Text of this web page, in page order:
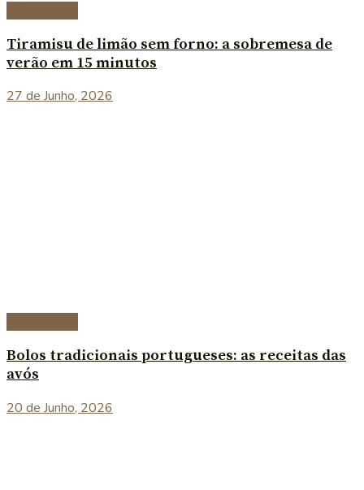
Tiramisu de limão sem forno: a sobremesa de
verão em 15 minutos
27 de Junho, 2026
Bolos tradicionais portugueses: as receitas das
avós
20 de Junho, 2026